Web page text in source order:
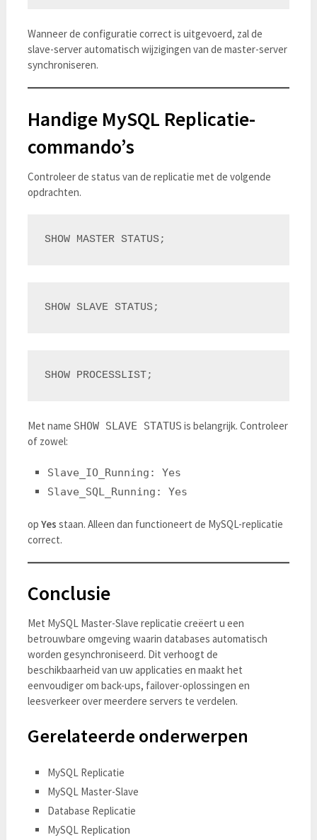
Wanneer de configuratie correct is uitgevoerd, zal de
slave-server automatisch wijzigingen van de master-server
synchroniseren.
Handige MySQL Replicatie-
commando’s
Controleer de status van de replicatie met de volgende
opdrachten.
Met name SHOW SLAVE STATUS is belangrijk. Controleer
of zowel:
Slave_IO_Running: Yes
Slave_SQL_Running: Yes
op Yes staan. Alleen dan functioneert de MySQL-replicatie
correct.
Conclusie
Met MySQL Master-Slave replicatie creëert u een
betrouwbare omgeving waarin databases automatisch
worden gesynchroniseerd. Dit verhoogt de
beschikbaarheid van uw applicaties en maakt het
eenvoudiger om back-ups, failover-oplossingen en
leesverkeer over meerdere servers te verdelen.
Gerelateerde onderwerpen
MySQL Replicatie
MySQL Master-Slave
Database Replicatie
MySQL Replication